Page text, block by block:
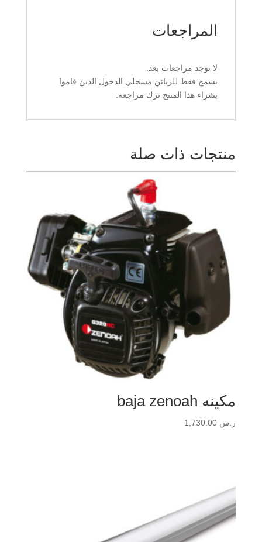
المراجعات
لا توجد مراجعات بعد.
يسمح فقط للزبائن مسجلي الدخول الذين قاموا
بشراء هذا المنتج ترك مراجعة.
منتجات ذات صلة
مكينه baja zenoah
ر.س